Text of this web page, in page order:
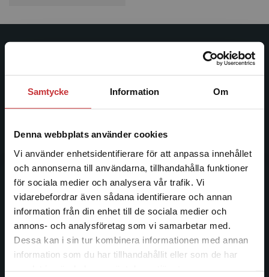
Samtycke Information Om
Denna webbplats använder cookies
Vi använder enhetsidentifierare för att anpassa innehållet
och annonserna till användarna, tillhandahålla funktioner
för sociala medier och analysera vår trafik. Vi
vidarebefordrar även sådana identifierare och annan
information från din enhet till de sociala medier och
annons- och analysföretag som vi samarbetar med.
Dessa kan i sin tur kombinera informationen med annan
information som du har tillhandahållit eller som de har
Begränsad fraktregion
Det verkar som att du besöker
ledande utbildningsförlag. Med läromedel, kurslitteratur,
facklitteratur, utbildningar och digitala
längs hela kunskapsresan.
Kontakta oss
Kontakta oss
046-31 20 00
Postadress: